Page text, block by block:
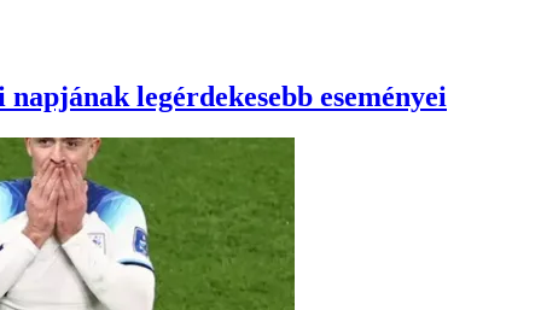
legérdekesebb eseményei